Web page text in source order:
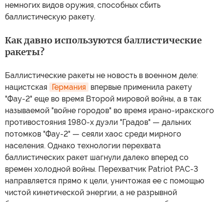
немногих видов оружия, способных сбить
баллистическую ракету.
Как давно используются баллистические
ракеты?
Баллистические ракеты не новость в военном деле:
нацистская Германия впервые применила ракету
"Фау-2" еще во время Второй мировой войны, а в так
называемой "войне городов" во время ирано-иракского
противостояния 1980-х дуэли "Градов" — дальних
потомков "Фау-2" — сеяли хаос среди мирного
населения. Однако технологии перехвата
баллистических ракет шагнули далеко вперед со
времен холодной войны. Перехватчик Patriot PAC-3
направляется прямо к цели, уничтожая ее с помощью
чистой кинетической энергии, а не разрывной